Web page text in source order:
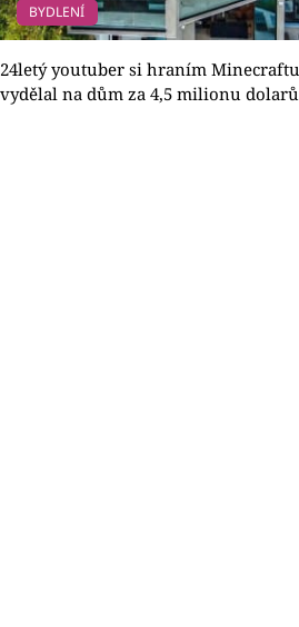
BYDLENÍ
24letý youtuber si hraním Minecraftu
vydělal na dům za 4,5 milionu dolarů